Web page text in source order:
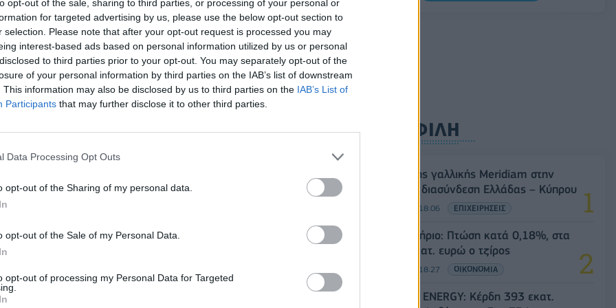
opt-out of the sale, sharing to third parties, or processing of your personal or
for targeted advertising by us, please use the below opt-out section to
selection. Please note that after your opt-out request is processed you may
interest-based ads based on personal information utilized by us or personal
to third parties prior to your opt-out. You may separately opt-out of the
of your personal information by third parties on the IAB’s list of downstream
This information may also be disclosed by us to third parties on the IAB’s List of
Participants that may further disclose it to other third parties.
Data Processing Opt Outs
opt-out of the Sharing of my personal data.
opt-out of the Sale of my Personal Data.
opt-out of processing my Personal Data for Targeted
απεργίες στους
Πατέρας (ΟΣΕ): Ανάγκη να βρεθεί
λύση για τέλη χρήσης και διαγραφή
του χρέους
02/06/2022 - 11:14
τη
Ασφάλεια στους
Κομισιόν: Ζητά το άνοιγμα της
αγοράς των σιδηροδρόμων από την
ΔΗΜΟΦΙΛΗ
Είσοδος της γαλλικής Meridiam στην
ηλεκτρική διασύνδεση Ελλάδας – Κύπρου
05/08/2026 - 18:06 ΕΠΙΧΕΙΡΗΣΕΙΣ
Χρηματιστήριο: Πτώση κατά 0,18%, στα
315,71 εκατ. ευρώ ο τζίρος
05/08/2026 - 18:27 ΟΙΚΟΝΟΜΙΑ
HELLENiQ ENERGY: Κέρδη 393 εκατ.